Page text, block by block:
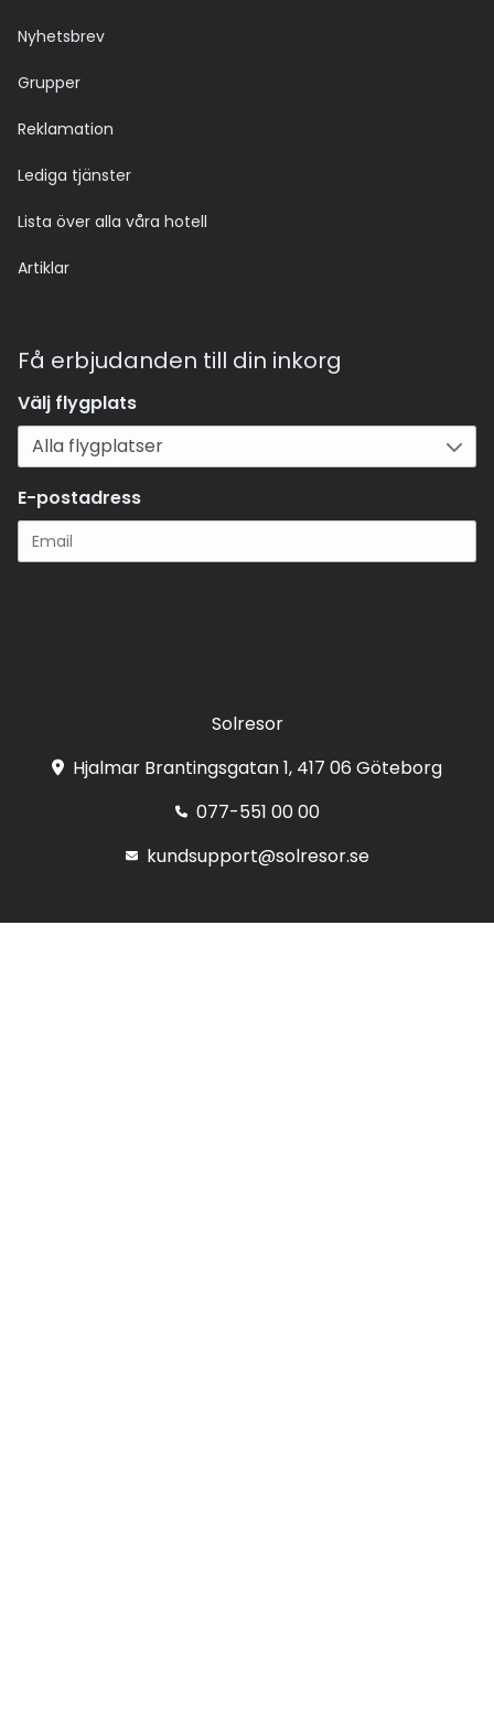
Nyhetsbrev
Grupper
Reklamation
Lediga tjänster
Lista över alla våra hotell
Artiklar
Få erbjudanden till din inkorg
Välj flygplats
E-postadress
Solresor
Hjalmar Brantingsgatan 1, 417 06 Göteborg
077-551 00 00
kundsupport@solresor.se